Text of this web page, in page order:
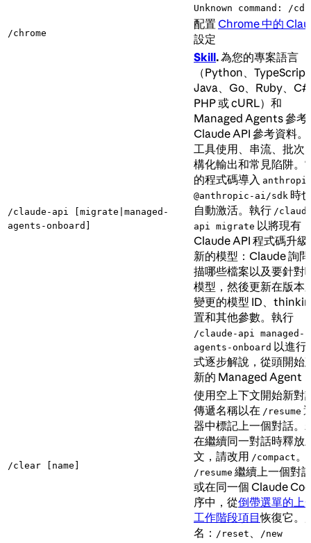
Unknown command: /cd
/chrome
配置 Chrome 中的
設定
/claude-api [migrate|managed-
agents-onboard]
Skill.為您的專案語言
（Python、
Java、Go、Ruby、C#
PHP 或 cURL）和
Managed Agents 參考
Claude API 參考資料。
工具使用、串流、批次
構化輸出和常見陷阱。
的程式碼導入
@anthropic-ai/sdk 時
自動激活。執行 /
api migrate 以將現有
Claude API 程式碼升級
新的模型：Claude 詢
描哪些檔案以及要針對
模型，然後更新在版本
變更的模型 ID、
置和其他參數。執行
/claude-api managed-
agents-onboard 以進行
式逐步解說，從頭開始
新的 Managed Agent
/clear [name]
使用空上下文開始新對
傳遞名稱以在 /resume
器中標記上一個對話。
在繼續同一對話時釋放
文，請改用 /compact。
/resume 繼續上一個對
或在同一個 Claude
序中，從倒帶選單的上
工作階段項目恢復它。
名： /reset 、 /new